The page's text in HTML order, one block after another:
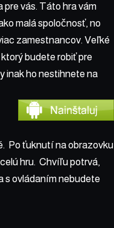
pre vás. Táto hra vám
malá spoločnosť, no
zamestnancov. Veľké
budete robiť pre
inak ho nestihnete na
Po ťuknutí na obrazovku
hru. Chvíľu potrvá,
s ovládaním nebudete